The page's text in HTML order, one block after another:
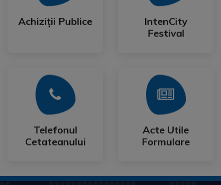
Achiziții Publice
Achiziții Publice
IntenCity
Festival
IntenCity
Festival
Telefonul
Cetateanului
Telefonul
Cetateanului
Mai Mult
Acte Utile
Formulare
Acte Utile
Formulare
Mai Mult